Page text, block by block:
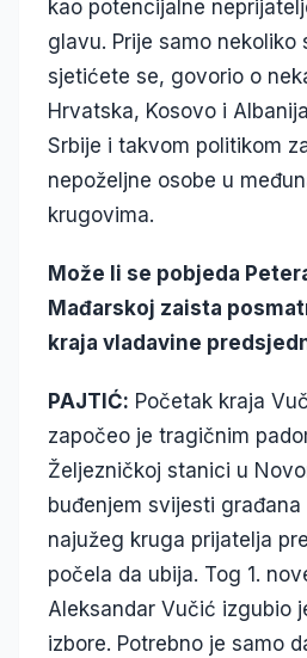
kao potencijalne
glavu. Prije samo nekoliko
sjetićete se, govorio o
Hrvatska, Kosovo i
Srbije i takvom politikom
nepoželjne osobe u
krugovima.
Može li se pobjeda
Mađarskoj zaista
kraja vladavine
PAJTIĆ: Početak kraja
započeo je tragičnim
Željezničkoj stanici u
buđenjem svijesti
najužeg kruga prijatelja
počela da ubija. Tog 1.
Aleksandar Vučić izgubio
izbore. Potrebno je samo